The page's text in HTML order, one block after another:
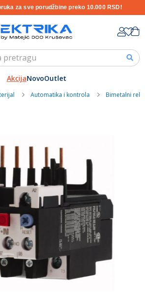
za sve porudžbine preko 10.000 RSD!
Content
AkcijaNovoOutlet
Automatika i kontrola Bimetalni